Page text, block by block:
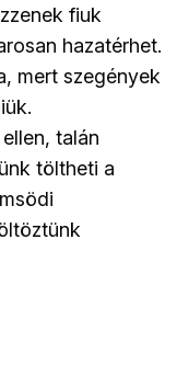
fiuk
hazatérhet.
mert szegények
talán
töltheti a